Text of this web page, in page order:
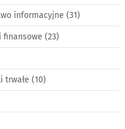
informacyjne (31)
finansowe (23)
trwałe (10)